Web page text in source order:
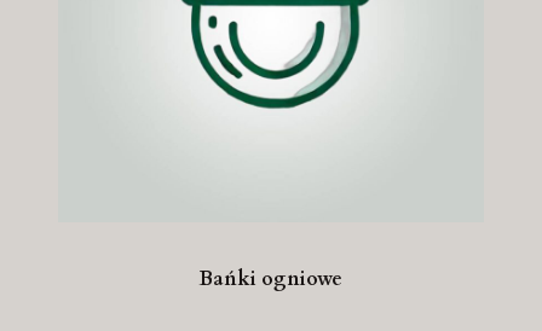
Bańki ogniowe